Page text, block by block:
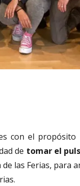
con el propósito
de tomar el
las Ferias,